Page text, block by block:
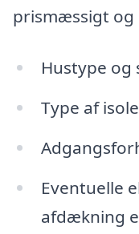
prismæssigt
Hustype og
Type af
Eventuelle
afdækning